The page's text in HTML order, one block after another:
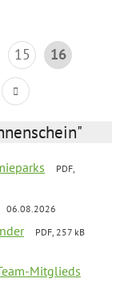
15
16
PDF,
06.08.2026
PDF, 257 kB
Mitglieds